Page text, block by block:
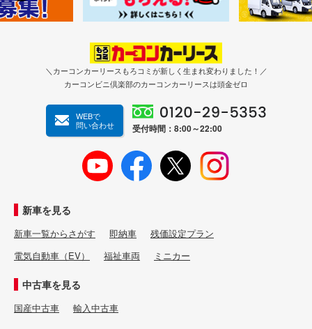
＼カーコンカーリースもろコミが新しく生まれ変わりました！／
カーコンビニ倶楽部のカーコンカーリースは頭金ゼロ
WEBで
問い合わせ
受付時間：8:00～22:00
新車を見る
新車一覧からさがす 即納車
残価設定プラン
電気自動車（EV）
福祉車両 ミニカー
中古車を見る
国産中古車 輸入中古車